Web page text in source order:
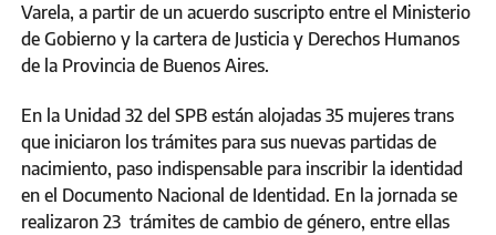
Varela, a partir de un acuerdo suscripto entre el Ministerio
de Gobierno y la cartera de Justicia y Derechos Humanos
de la Provincia de Buenos Aires.
En la Unidad 32 del SPB están alojadas 35 mujeres trans
que iniciaron los trámites para sus nuevas partidas de
nacimiento, paso indispensable para inscribir la identidad
en el Documento Nacional de Identidad. En la jornada se
realizaron 23 trámites de cambio de género, entre ellas